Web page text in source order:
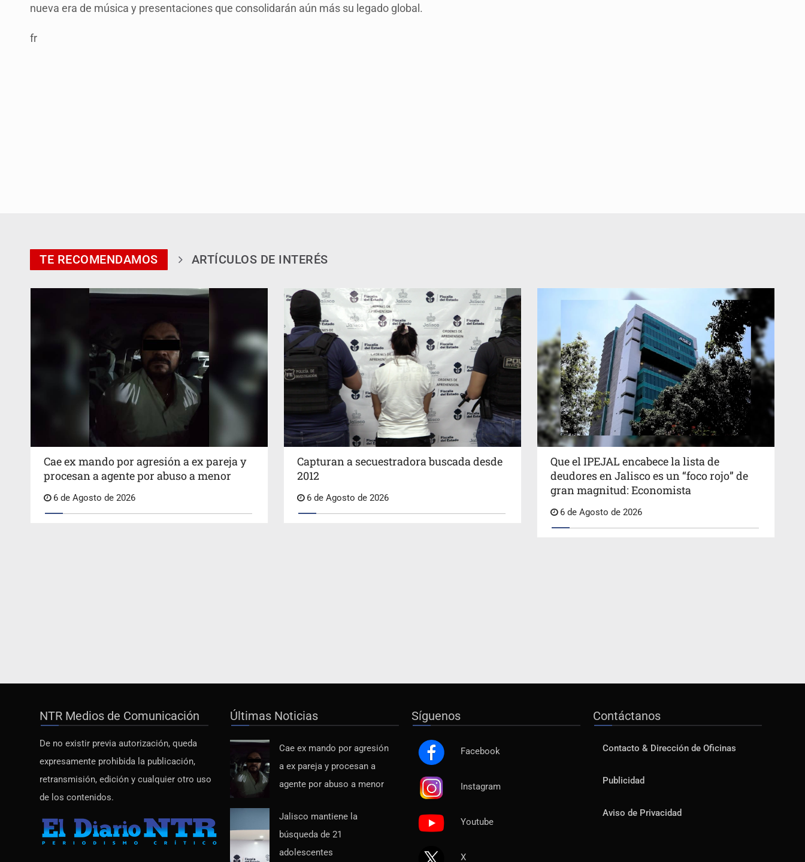
nueva era de música y presentaciones que consolidarán aún más su legado global.
fr
TE RECOMENDAMOS ARTÍCULOS DE INTERÉS
Cae ex mando por agresión a ex pareja y
procesan a agente por abuso a menor
6 de Agosto de 2026
Capturan a secuestradora buscada desde
2012
6 de Agosto de 2026
Que el IPEJAL encabece la lista de
deudores en Jalisco es un “foco rojo” de
gran magnitud: Economista
6 de Agosto de 2026
NTR Medios de Comunicación
De no existir previa autorización, queda
expresamente prohibida la publicación,
retransmisión, edición y cualquier otro uso
de los contenidos.
Últimas Noticias
Cae ex mando por agresión
a ex pareja y procesan a
agente por abuso a menor
Jalisco mantiene la
búsqueda de 21
adolescentes
Síguenos
Facebook
Instagram
Youtube
X
Contáctanos
Contacto & Dirección de Oficinas
Publicidad
Aviso de Privacidad